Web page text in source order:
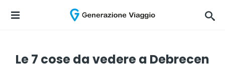
Le 7 cose da vedere a Debrecen